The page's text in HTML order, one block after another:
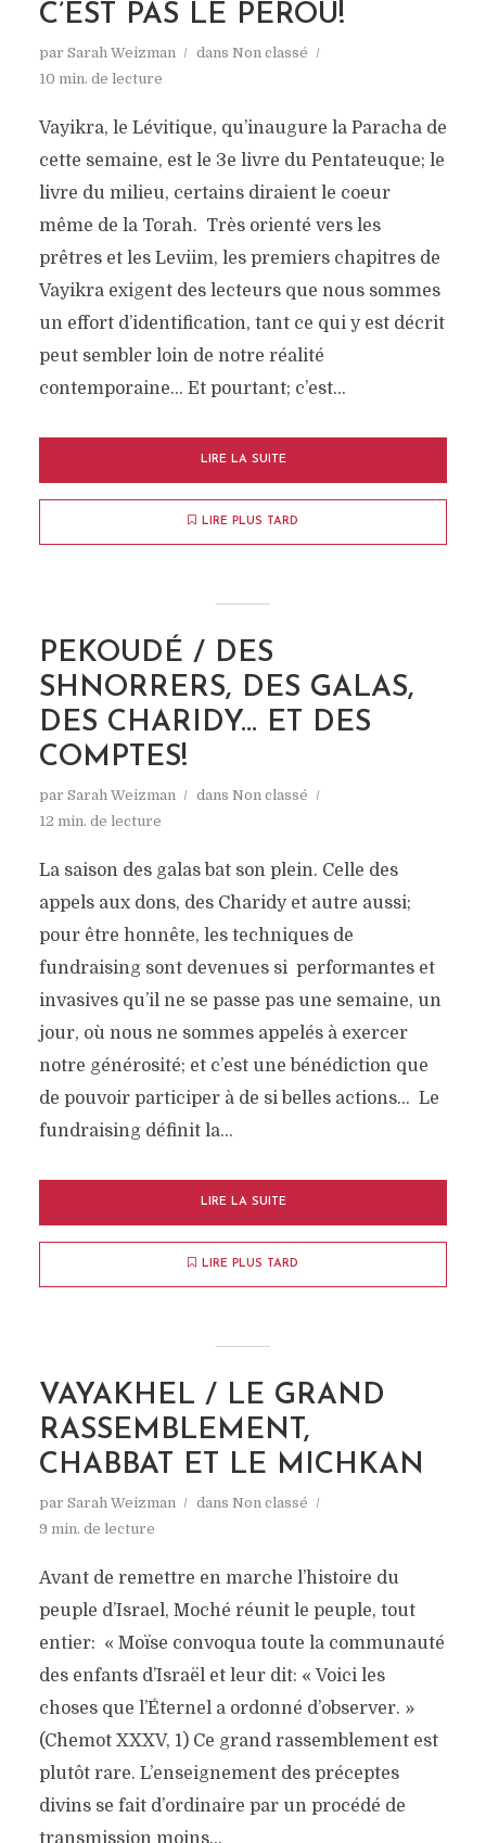
C’EST PAS LE PÉROU!
par Sarah Weizman dans Non classé
10 min. de lecture
Vayikra, le Lévitique, qu’inaugure la Paracha de
cette semaine, est le 3e livre du Pentateuque; le
livre du milieu, certains diraient le coeur
même de la Torah. Très orienté vers les
prêtres et les Leviim, les premiers chapitres de
Vayikra exigent des lecteurs que nous sommes
un effort d’identification, tant ce qui y est décrit
peut sembler loin de notre réalité
contemporaine… Et pourtant; c’est...
LIRE LA SUITE
LIRE PLUS TARD
PEKOUDÉ / DES
SHNORRERS, DES GALAS,
DES CHARIDY… ET DES
COMPTES!
par Sarah Weizman dans Non classé
12 min. de lecture
La saison des galas bat son plein. Celle des
appels aux dons, des Charidy et autre aussi;
pour être honnête, les techniques de
fundraising sont devenues si performantes et
invasives qu’il ne se passe pas une semaine, un
jour, où nous ne sommes appelés à exercer
notre générosité; et c’est une bénédiction que
de pouvoir participer à de si belles actions… Le
fundraising définit la...
LIRE LA SUITE
LIRE PLUS TARD
VAYAKHEL / LE GRAND
RASSEMBLEMENT,
CHABBAT ET LE MICHKAN
par Sarah Weizman dans Non classé
9 min. de lecture
Avant de remettre en marche l’histoire du
peuple d’Israel, Moché réunit le peuple, tout
entier: « Moïse convoqua toute la communauté
des enfants d’Israël et leur dit: « Voici les
choses que l’Éternel a ordonné d’observer. »
(Chemot XXXV, 1) Ce grand rassemblement est
plutôt rare. L’enseignement des préceptes
divins se fait d’ordinaire par un procédé de
transmission moins...